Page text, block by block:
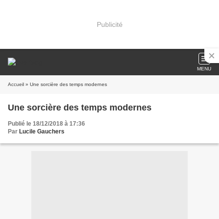
Publicité
MENU
Accueil » Une sorcière des temps modernes
Une sorcière des temps modernes
Publié le 18/12/2018 à 17:36
Par Lucile Gauchers